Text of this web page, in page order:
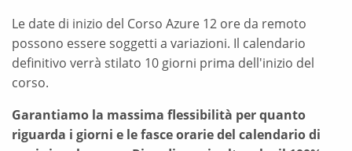
Le date di inizio del Corso Azure 12 ore da remoto
possono essere soggetti a variazioni. Il calendario
definitivo verrà stilato 10 giorni prima dell'inizio del
corso.
Garantiamo la massima flessibilità per quanto
riguarda i giorni e le fasce orarie del calendario di